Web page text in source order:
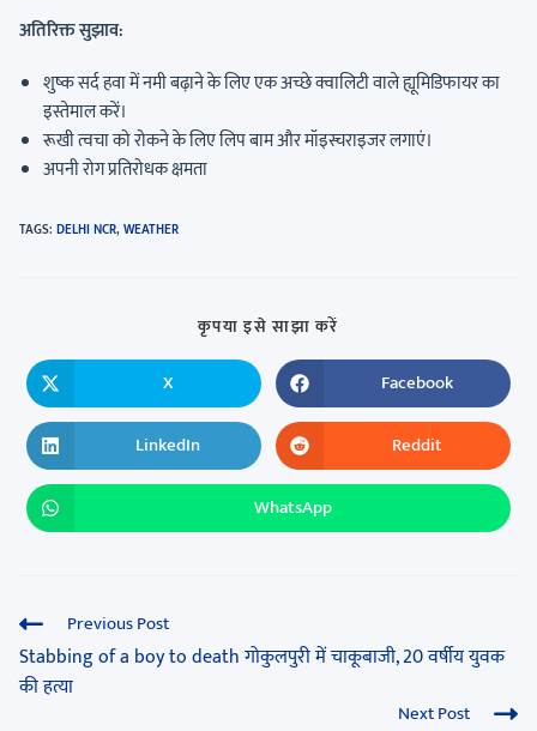
अतिरिक्त सुझाव:
शुष्क सर्द हवा में नमी बढ़ाने के लिए एक अच्छे क्वालिटी वाले ह्यूमिडिफायर का
इस्तेमाल करें।
रूखी त्वचा को रोकने के लिए लिप बाम और मॉइस्चराइजर लगाएं।
अपनी रोग प्रतिरोधक क्षमता
TAGS: DELHI NCR,WEATHER
कृपया इसे साझा करें
X Facebook
LinkedIn Reddit
WhatsApp
Previous Post
Stabbing of a boy to death गोकुलपुरी में चाकूबाजी, 20 वर्षीय युवक
की हत्या
Next Post